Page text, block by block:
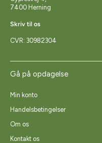
7400 Herning
Skriv til os
CVR: 30982304
Gå på opdagelse
Min konto
Handelsbetingelser
Om os
Kontakt os